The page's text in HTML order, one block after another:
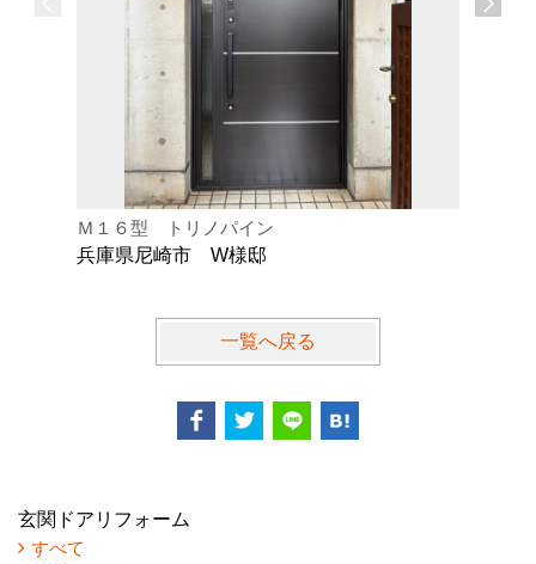
Ｍ１６型 トリノパイン
兵庫県尼崎市 W様邸
一覧へ戻る
玄関ドアリフォーム
すべて